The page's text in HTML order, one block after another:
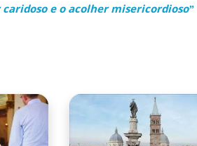
e o acolher misericordioso”